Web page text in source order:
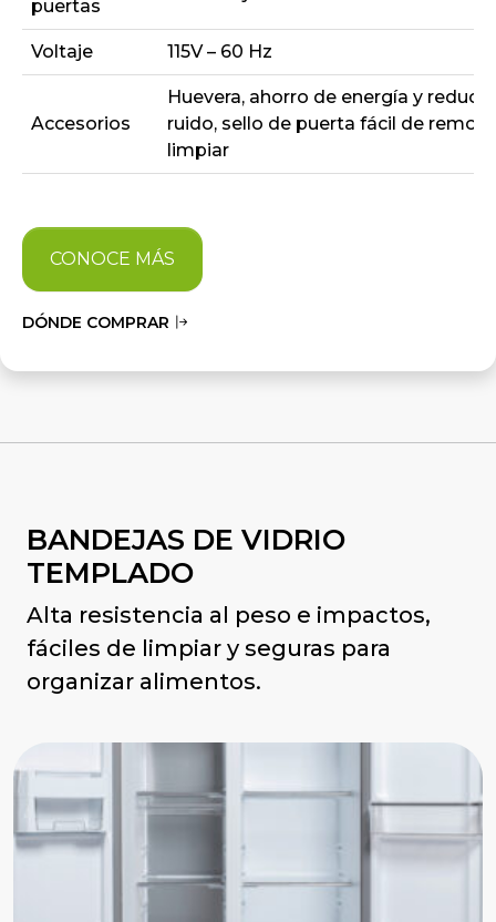
puertas
Voltaje 115V – 60 Hz
Accesorios
Huevera, ahorro de energía y
ruido, sello de puerta fácil de
limpiar
CONOCE MÁS
DÓNDE COMPRAR
BANDEJAS DE VIDRIO
TEMPLADO
Alta resistencia al peso e impactos,
fáciles de limpiar y seguras para
organizar alimentos.